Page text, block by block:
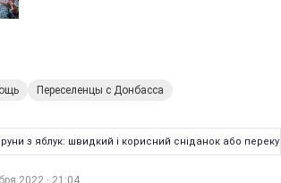
Переселенцы с Донбасса
з яблук: швидкий і корисний сніданок або